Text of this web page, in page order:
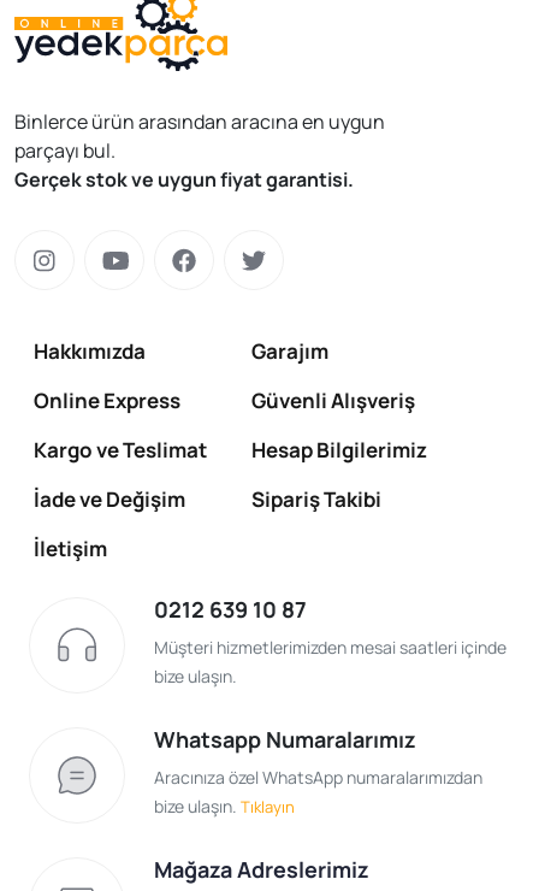
Binlerce ürün arasından aracına en uygun
parçayı bul.
Gerçek stok ve uygun fiyat garantisi.
Hakkımızda
Garajım
Online Express
Güvenli Alışveriş
Kargo ve Teslimat
Hesap Bilgilerimiz
İade ve Değişim
Sipariş Takibi
İletişim
0212 639 10 87
Müşteri hizmetlerimizden mesai saatleri içinde
bize ulaşın.
Whatsapp Numaralarımız
Aracınıza özel WhatsApp numaralarımızdan
bize ulaşın. Tıklayın
Mağaza Adreslerimiz